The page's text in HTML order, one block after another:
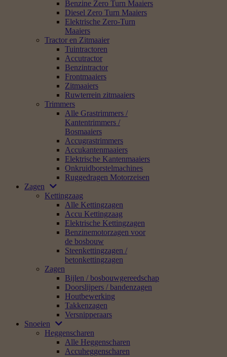
Benzine Zero Turn Maaiers
Diesel Zero Turn Maaiers
Elektrische Zero-Turn
Maaiers
Tractor en Zitmaaier
Tuintractoren
Accutractor
Benzintractor
Frontmaaiers
Zitmaaiers
Ruwterrein zitmaaiers
Trimmers
Alle Grastrimmers /
Kantentrimmers /
Bosmaaiers
Accugrastrimmers
Accukantenmaaiers
Elektrische Kantenmaaiers
Onkruidborstelmachines
Ruggedragen Motorzeisen
Zagen
Kettingzaag
Alle Kettingzagen
Accu Kettingzaag
Elektrische Kettingzagen
Benzinemotorzagen voor
de bosbouw
Steenkettingzagen /
betonkettingzagen
Zagen
Bijlen / bosbouwgereedschap
Doorslijpers / bandenzagen
Houtbewerking
Takkenzagen
Versnipperaars
Snoeien
Heggenscharen
Alle Heggenscharen
Accuheggenscharen